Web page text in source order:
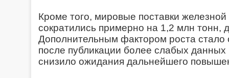
Кроме того, мировые поставки
сократились примерно на 1,2 млн тонн,
Дополнительным фактором роста
после публикации более слабых данных
снизило ожидания дальнейшего